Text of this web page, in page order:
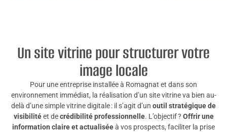
Un site vitrine pour structurer votre
image locale
Pour une entreprise installée à Romagnat et dans son
environnement immédiat, la réalisation d’un site vitrine va bien au-
delà d’une simple vitrine digitale : il s’agit d’un outil stratégique de
visibilitéet decrédibilité professionnelle. L’objectif ? Offrir une
information claire et actualiséeà vos prospects, faciliter la prise